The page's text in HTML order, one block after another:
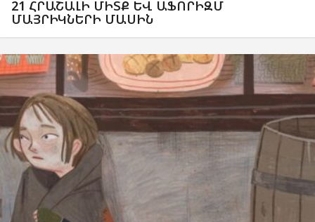
21 ՀՐԱՇԱԼԻ ՄԻՏՔ ԵՎ ԱՖՈՐԻԶՄ
ՄԱՅՐԻԿՆԵՐԻ ՄԱՍԻՆ